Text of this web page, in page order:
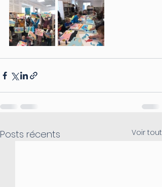
Posts récents Voir tout